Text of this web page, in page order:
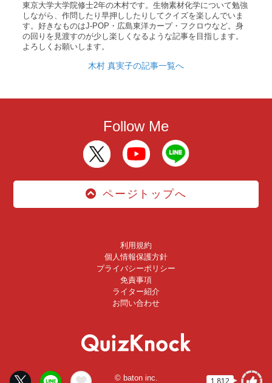
東京大学大学院修士2年の木村です。生物素材化学について勉強
しながら、作問したり早押ししたりしてクイズを楽しんでいま
す。好きなものはJ-POP・広島東洋カープ・フクロウなど。身
の回りを見渡すのが少し楽しくなるような記事を目指します。
よろしくお願いします。
木村 真実子の記事一覧へ
Follow Me
ページトップへ
利用規約
個人情報保護方針
プライバシーポリシー
免責事項
ライター紹介
お問い合わせ
© baton inc.